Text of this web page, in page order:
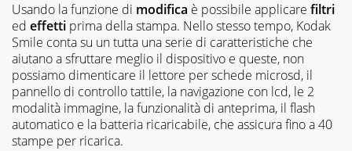
Usando la funzione di modifica è possibile applicare filtri
ed effetti prima della stampa. Nello stesso tempo, Kodak
Smile conta su un tutta una serie di caratteristiche che
aiutano a sfruttare meglio il dispositivo e queste, non
possiamo dimenticare il lettore per schede microsd, il
pannello di controllo tattile, la navigazione con lcd, le 2
modalità immagine, la funzionalità di anteprima, il flash
automatico e la batteria ricaricabile, che assicura fino a 40
stampe per ricarica.